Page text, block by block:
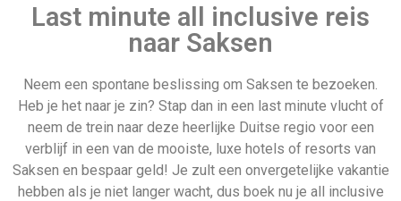
Indonesië Vertrek datum
Last minute all inclusive reis
naar Saksen
Neem een spontane beslissing om Saksen te bezoeken.
Heb je het naar je zin? Stap dan in een last minute vlucht of
neem de trein naar deze heerlijke Duitse regio voor een
verblijf in een van de mooiste, luxe hotels of resorts van
Saksen en bespaar geld! Je zult een onvergetelijke vakantie
hebben als je niet langer wacht, dus boek nu je all inclusive